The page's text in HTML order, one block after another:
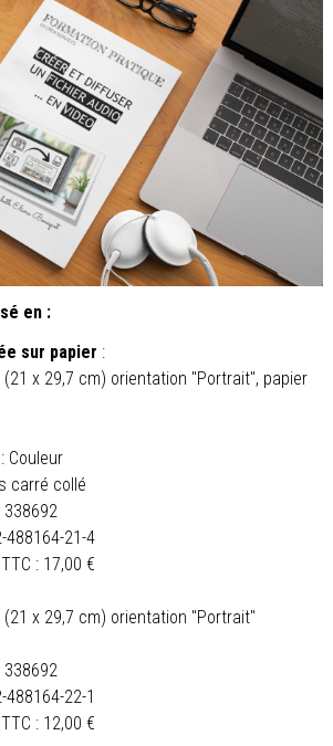
en :
sur papier :
(21 x 29,7 cm) orientation "Portrait", papier
Couleur
carré collé
488164-21-4
: 17,00 €
(21 x 29,7 cm) orientation "Portrait"
488164-22-1
: 12,00 €